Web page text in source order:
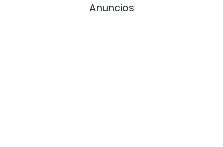
Anuncios